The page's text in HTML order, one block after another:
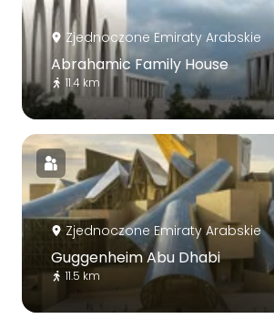
Zjednoczone Emiraty Arabskie
Abrahamic Family House
11.4 km
Zjednoczone Emiraty Arabskie
Guggenheim Abu Dhabi
11.5 km